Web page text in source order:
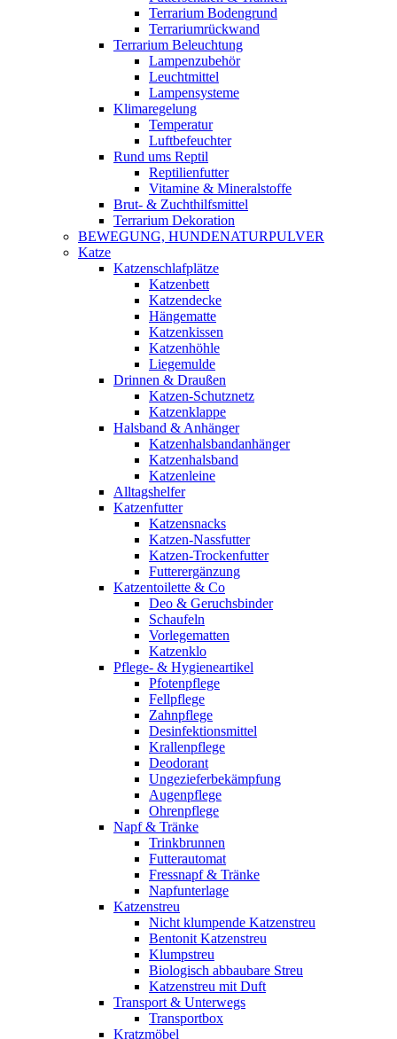
Terrarium Bodengrund
Terrariumrückwand
Terrarium Beleuchtung
Lampenzubehör
Leuchtmittel
Lampensysteme
Klimaregelung
Temperatur
Luftbefeuchter
Rund ums Reptil
Reptilienfutter
Vitamine & Mineralstoffe
Brut- & Zuchthilfsmittel
Terrarium Dekoration
BEWEGUNG, HUNDENATURPULVER
Katze
Katzenschlafplätze
Katzenbett
Katzendecke
Hängematte
Katzenkissen
Katzenhöhle
Liegemulde
Drinnen & Draußen
Katzen-Schutznetz
Katzenklappe
Halsband & Anhänger
Katzenhalsbandanhänger
Katzenhalsband
Katzenleine
Alltagshelfer
Katzenfutter
Katzensnacks
Katzen-Nassfutter
Katzen-Trockenfutter
Futterergänzung
Katzentoilette & Co
Deo & Geruchsbinder
Schaufeln
Vorlegematten
Katzenklo
Pflege- & Hygieneartikel
Pfotenpflege
Fellpflege
Zahnpflege
Desinfektionsmittel
Krallenpflege
Deodorant
Ungezieferbekämpfung
Augenpflege
Ohrenpflege
Napf & Tränke
Trinkbrunnen
Futterautomat
Fressnapf & Tränke
Napfunterlage
Katzenstreu
Nicht klumpende Katzenstreu
Bentonit Katzenstreu
Klumpstreu
Biologisch abbaubare Streu
Katzenstreu mit Duft
Transport & Unterwegs
Transportbox
Kratzmöbel